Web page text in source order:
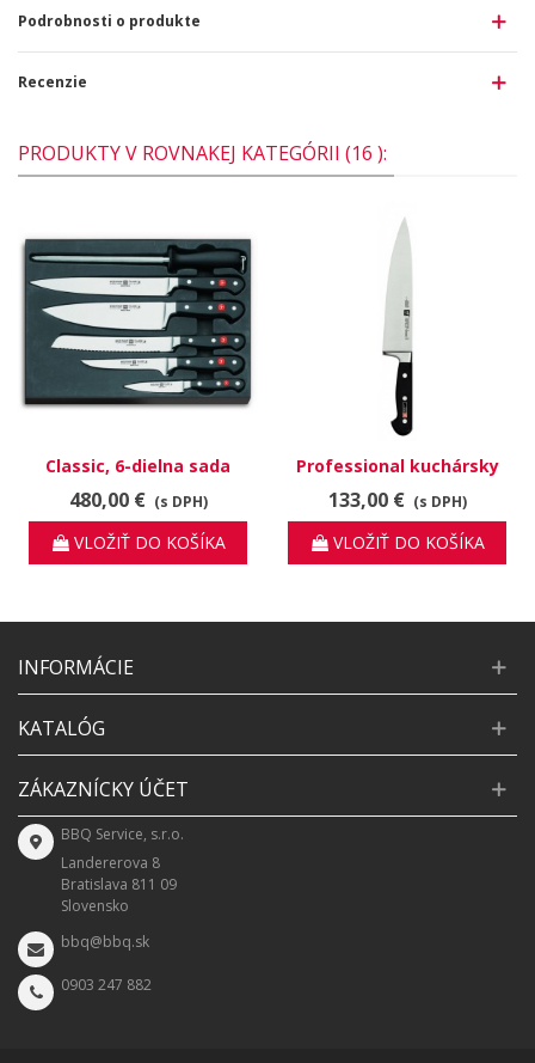
Podrobnosti o produkte
Recenzie
PRODUKTY V ROVNAKEJ KATEGÓRII (16 ):
Classic, 6-dielna sada
nožov, 9751
480,00 € (s DPH)
VLOŽIŤ DO KOŠÍKA
Professional kuchársky
nôž 31021-231
133,00 € (s DPH)
VLOŽIŤ DO KOŠÍKA
INFORMÁCIE
KATALÓG
ZÁKAZNÍCKY ÚČET
BBQ Service, s.r.o.
Landererova 8
Bratislava 811 09
Slovensko
bbq@bbq.sk
0903 247 882